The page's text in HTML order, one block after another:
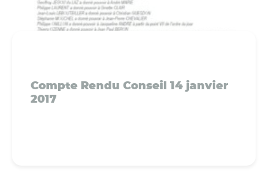
Compte Rendu Conseil 14 janvier
2017